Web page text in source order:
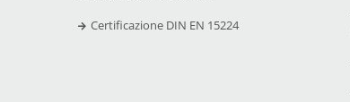
Certificazione DIN EN 15224